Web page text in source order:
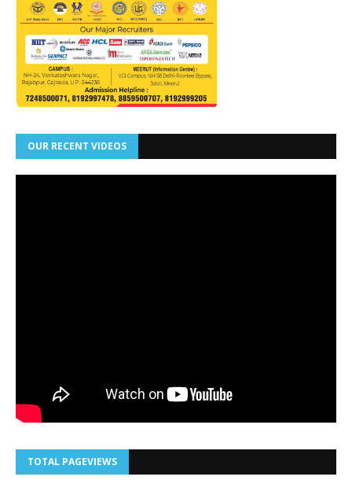
OUR RECENT VIDEOS
TOTAL PAGEVIEWS